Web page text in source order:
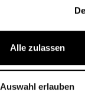
Alle zulassen
Auswahl erlauben